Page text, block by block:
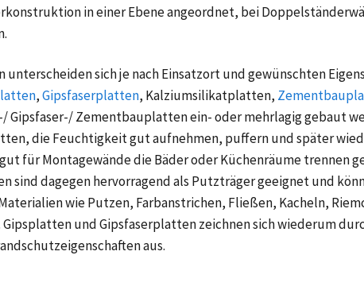
in einer Ebene angeordnet, bei
unterscheiden sich je nach Einsatzort und gewünschten
,Gipsfaserplatten, Kalziumsilikatplatten,
Gipsfaser-/ Zementbauplatten ein- oder mehrlagig gebaut
die Feuchtigkeit gut aufnehmen, puffern und später
gut für Montagewände die Bäder oder Küchenräume trennen
sind dagegen hervorragend als Putzträger geeignet und
wie Putzen, Farbanstrichen, Fließen, Kacheln,
Gipsplatten und Gipsfaserplatten zeichnen sich wiederum
aus.